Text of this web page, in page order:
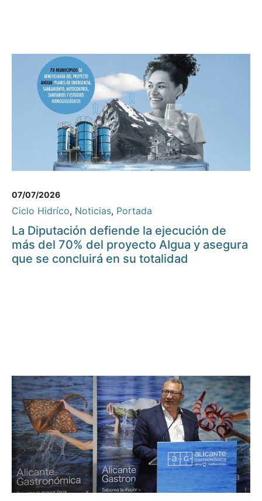
07/07/2026
Ciclo Hidríco, Noticias, Portada
La Diputación defiende la ejecución de
más del 70% del proyecto AIgua y asegura
que se concluirá en su totalidad